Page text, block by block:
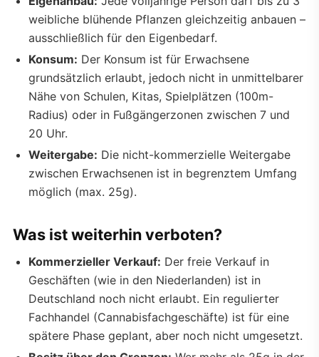
weibliche blühende Pflanzen gleichzeitig anbauen –
ausschließlich für den Eigenbedarf.
Konsum: Der Konsum ist für Erwachsene
grundsätzlich erlaubt, jedoch nicht in unmittelbarer
Nähe von Schulen, Kitas, Spielplätzen (100m-
Radius) oder in Fußgängerzonen zwischen 7 und
20 Uhr.
Weitergabe: Die nicht-kommerzielle Weitergabe
zwischen Erwachsenen ist in begrenztem Umfang
möglich (max. 25g).
Was ist weiterhin verboten?
Kommerzieller Verkauf: Der freie Verkauf in
Geschäften (wie in den Niederlanden) ist in
Deutschland noch nicht erlaubt. Ein regulierter
Fachhandel (Cannabisfachgeschäfte) ist für eine
spätere Phase geplant, aber noch nicht umgesetzt.